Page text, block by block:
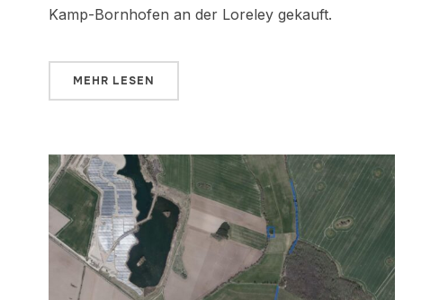
Kamp-Bornhofen an der Loreley gekauft.
MEHR LESEN